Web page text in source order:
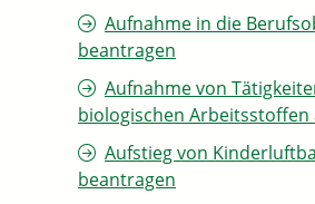
Aufnahme in die
beantragen
Aufnahme von
biologischen Arbeitsstoffen
Aufstieg von
beantragen